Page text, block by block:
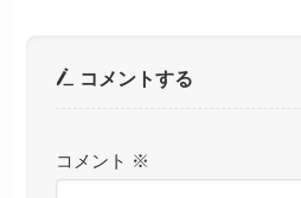
コメントする
コメント ※